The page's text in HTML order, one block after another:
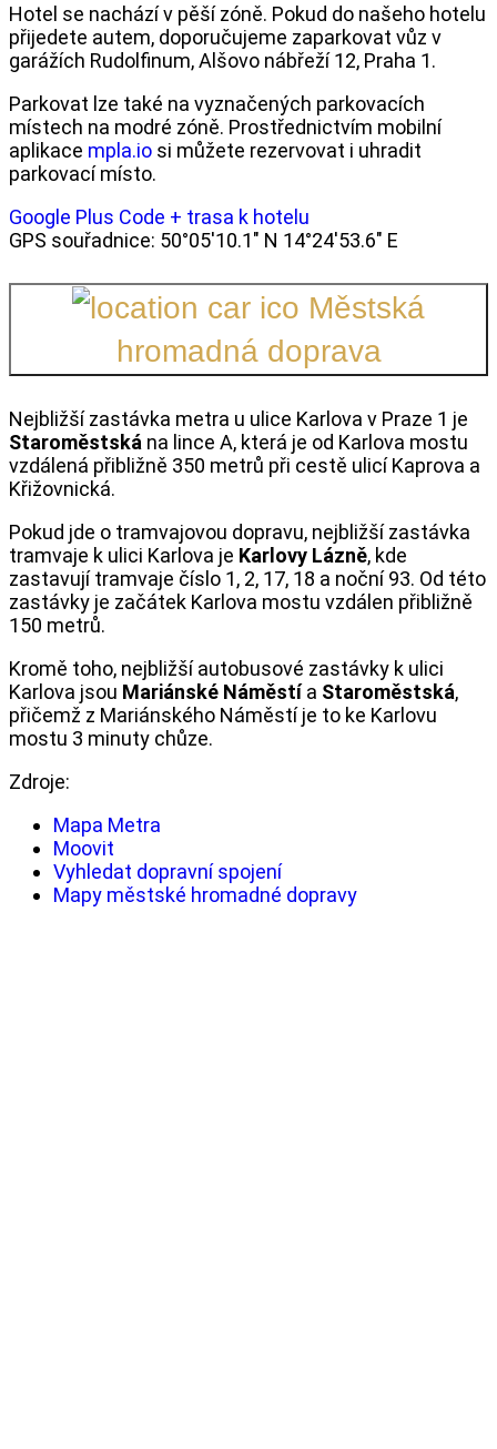
Hotel se nachází v pěší zóně. Pokud do našeho hotelu
přijedete autem, doporučujeme zaparkovat vůz v
garážích Rudolfinum, Alšovo nábřeží 12, Praha 1.
Parkovat lze také na vyznačených parkovacích
místech na modré zóně. Prostřednictvím mobilní
aplikace mpla.io si můžete rezervovat i uhradit
parkovací místo.
Google Plus Code + trasa k hotelu
GPS souřadnice: 50°05'10.1" N 14°24'53.6" E
Městská
hromadná doprava
Nejbližší zastávka metra u ulice Karlova v Praze 1 je
Staroměstská na lince A, která je od Karlova mostu
vzdálená přibližně 350 metrů při cestě ulicí Kaprova a
Křižovnická.
Pokud jde o tramvajovou dopravu, nejbližší zastávka
tramvaje k ulici Karlova je Karlovy Lázně, kde
zastavují tramvaje číslo 1, 2, 17, 18 a noční 93. Od této
zastávky je začátek Karlova mostu vzdálen přibližně
150 metrů.
Kromě toho, nejbližší autobusové zastávky k ulici
Karlova jsou Mariánské Náměstía Staroměstská,
přičemž z Mariánského Náměstí je to ke Karlovu
mostu 3 minuty chůze.
Zdroje:
Mapa Metra
Moovit
Vyhledat dopravní spojení
Mapy městské hromadné dopravy